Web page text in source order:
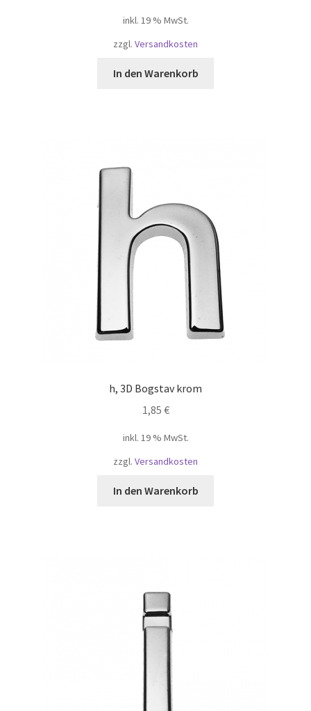
inkl. 19 % MwSt.
zzgl. Versandkosten
In den Warenkorb
h, 3D Bogstav krom
1,85 €
inkl. 19 % MwSt.
zzgl. Versandkosten
In den Warenkorb